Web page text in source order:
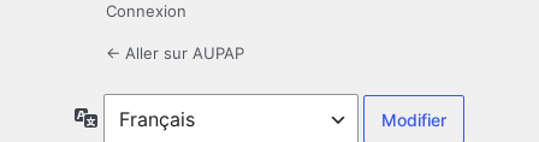
Connexion
← Aller sur AUPAP
Langue